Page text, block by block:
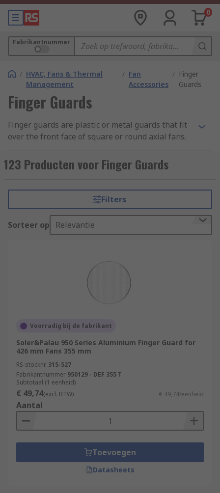
0
Fabrikantnummer
/ HVAC, Fans & Thermal
Management
/ Fan
Accessories
/ Finger
Guards
Finger Guards
Finger guards are plastic or metal guards that fit
over the front face of square or round axial fans.
What does it do?
designed to protect fingers or any foreign objects
coming into contact with rotating blades. The
finger guards are fixed to the front face of the fan
frame covering the moving parts with little or no
Fan guards are made of steel, stainless steel or
plastic. Different sizes are available, selection of
with
123 Producten voor Finger Guards
Filters
Sorteer op Relevantie
Voorradig bij de fabrikant
Soler&Palau 950 Series Aluminium Finger Guard for
426 mm Fans 355 mm
RS-stocknr. 315-527
Fabrikantnummer 950129 - DEF 355 T
Subtotaal (1 eenheid)
€ 49,74(excl. BTW) € 49,74/eenheid
Aantal
Toevoegen
Datasheets